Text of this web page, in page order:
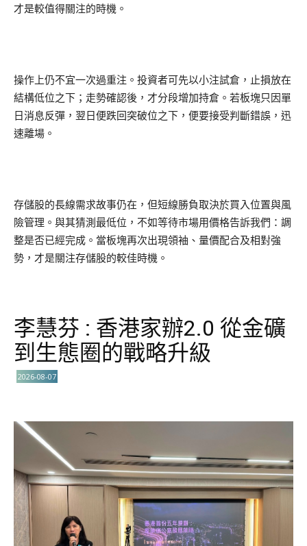
才是較值得關注的時機。
操作上仍不宜一次過重注。投資者可先以小注試倉，止損放在
結構低位之下；走勢確認後，才分段增加持倉。若板塊只因單
日消息反彈，翌日便跌回突破位之下，便要接受判斷錯誤，迅
速離場。
存儲股的長線需求故事仍在，但短線勝負取決於買入位置與風
險管理。與其猜測最低位，不如等待市場用價格告訴我們：調
整是否已經完成。當板塊再次出現領袖、量價配合及相對強
勢，才是關注存儲股的較佳時機。
李慧芬 : 香港家辦2.0 從金礦
到生態圈的戰略升級
2026-08-07